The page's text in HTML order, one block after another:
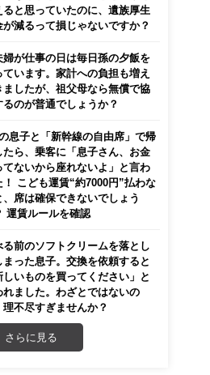
ると思っていたのに、遺族厚生
が減るって損じゃないですか？
婦が仕事の日は毎日孫の夕飯を
ています。家計への負担も増え
ましたが、祖父母なら無償で協
るのが普通でしょうか？
息子と「新幹線の自由席」で帰
たら、乗客に「息子さん、お金
てないから座れないよ」と言わ
！ こども運賃“約7000円”払わな
、席は確保できないでしょう
運賃ルールを確認
る前のソフトクリームを落とし
まった息子。交換を依頼すると
しいものを買ってください」と
れました。わざとではないの
理不尽すぎませんか？
さらに見る